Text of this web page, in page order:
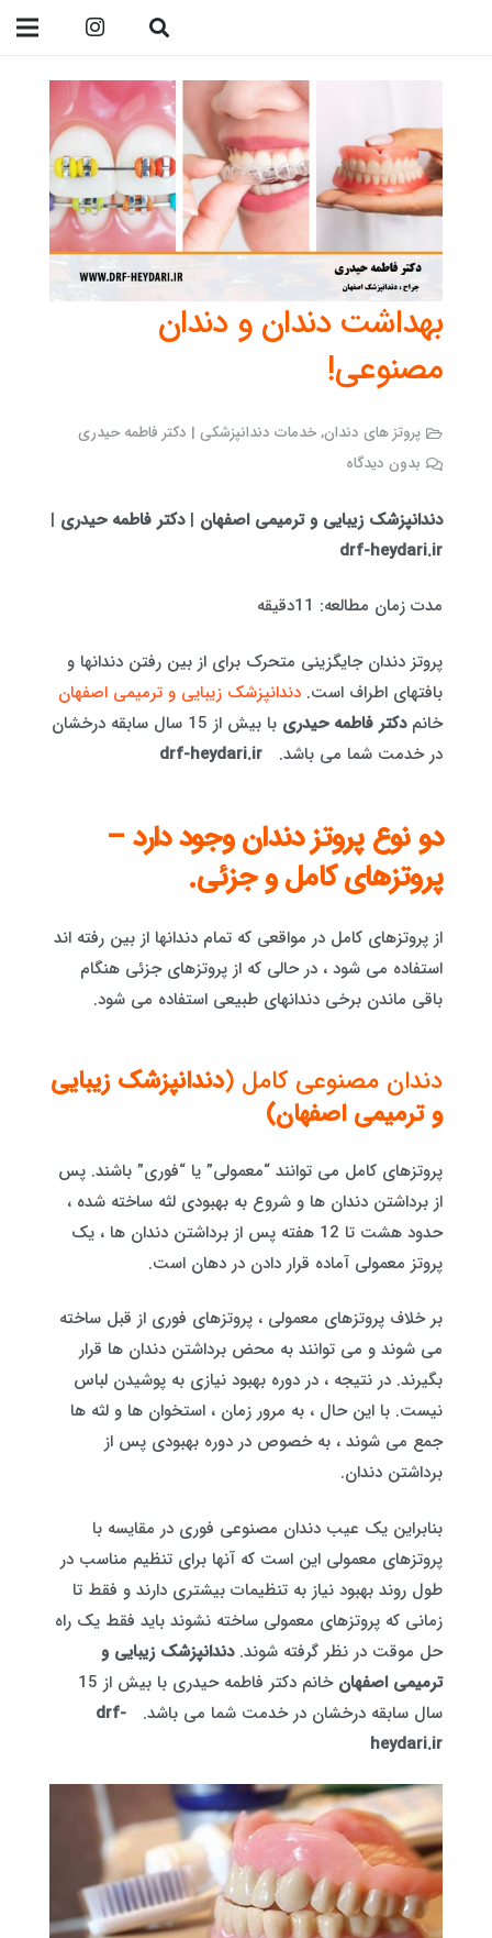
بهداشت دندان و دندان
مصنوعی!
پروتز های دندان,خدمات دندانپزشکی | دکتر فاطمه حیدری
بدون دیدگاه
دندانپزشک زیبایی و ترمیمی اصفهان |دکتر فاطمه حیدری |
drf-heydari.ir
مدت زمان مطالعه: 11دقیقه
پروتز دندان جایگزینی متحرک برای از بین رفتن دندانها و
بافتهای اطراف است. دندانپزشک زیبایی و ترمیمی اصفهان
خانمدکتر فاطمه حیدری
با بیش از 15 سال سابقه درخشان
در خدمت شما می باشد. drf-heydari.ir
دو نوع پروتز دندان وجود دارد –
پروتزهای کامل و جزئی.
از پروتزهای کامل در مواقعی که تمام دندانها از بین رفته اند
استفاده می شود ، در حالی که از پروتزهای جزئی هنگام
باقی ماندن برخی دندانهای طبیعی استفاده می شود.
دندان مصنوعی کامل (دندانپزشک زیبایی
و ترمیمی اصفهان)
پروتزهای کامل می توانند “معمولی” یا “فوری” باشند. پس
از برداشتن دندان ها و شروع به بهبودی لثه ساخته شده ،
حدود هشت تا 12 هفته پس از برداشتن دندان ها ، یک
پروتز معمولی آماده قرار دادن در دهان است.
بر خلاف پروتزهای معمولی ، پروتزهای فوری از قبل ساخته
می شوند و می توانند به محض برداشتن دندان ها قرار
بگیرند. در نتیجه ، در دوره بهبود نیازی به پوشیدن لباس
نیست. با این حال ، به مرور زمان ، استخوان ها و لثه ها
جمع می شوند ، به خصوص در دوره بهبودی پس از
برداشتن دندان.
بنابراین یک عیب دندان مصنوعی فوری در مقایسه با
پروتزهای معمولی این است که آنها برای تنظیم مناسب در
طول روند بهبود نیاز به تنظیمات بیشتری دارند و فقط تا
زمانی که پروتزهای معمولی ساخته نشوند باید فقط یک راه
حل موقت در نظر گرفته شوند.دندانپزشک زیبایی و
ترمیمی اصفهان
خانم دکتر فاطمه حیدری با بیش از 15
سال سابقه درخشان در خدمت شما می باشد. drf-
heydari.ir